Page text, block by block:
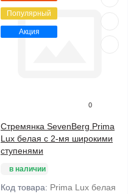
Популярный
Акция
0
Стремянка SevenBerg Prima
Lux белая с 2-мя широкими
ступенями
в наличии
Код товара: Prima Lux белая